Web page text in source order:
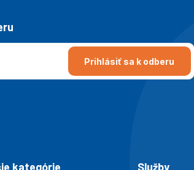
Prihlásiť sa k odberu
kategórie Služby